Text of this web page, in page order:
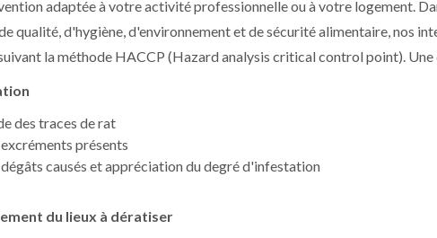
adaptée à votre activité professionnelle ou à votre logement.
qualité, d'hygiène, d'environnement et de sécurité alimentaire, nos
la méthode HACCP (Hazard analysis critical control point).
des traces de rat
présents
causés et appréciation du degré d'infestation
du lieux à dératiser